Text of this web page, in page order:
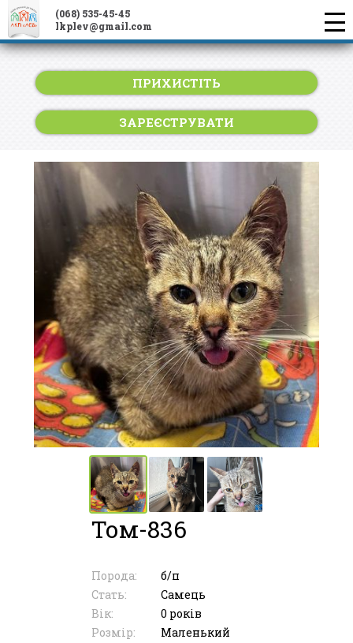
(068) 535-45-45
lkplev@gmail.com
ПРИХИСТІТЬ
ЗАРЕЄСТРУВАТИ
Том-836
Порода:
Стать:
Вік:
Розмір:
б/п
Самець
0 років
Маленький